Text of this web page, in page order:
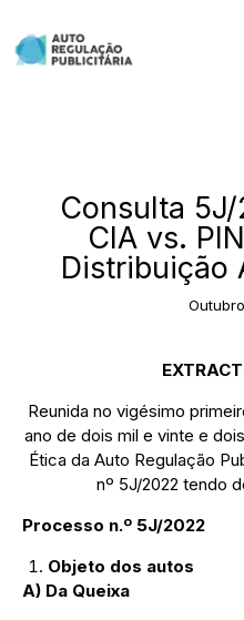
Consulta
CIA vs.
Distribuição
Reunida no vigésimo
ano de dois mil e vinte e
Ética da Auto Regulação
nº 5J/2022 tendo
Processo n.º 5J/2022
Objeto dos autos
A) Da Queixa